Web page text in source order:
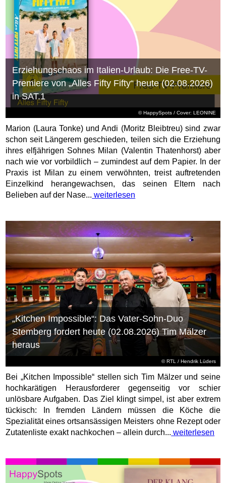
© HappySpots / Cover: LEONINE
Erziehungschaos im Italien-Urlaub: Die Free-TV-
Premiere von „Alles Fifty Fifty“ heute (02.08.2026)
in SAT.1
Marion (Laura Tonke) und Andi (Moritz Bleibtreu) sind zwar
schon seit Längerem geschieden, teilen sich die Erziehung
ihres elfjährigen Sohnes Milan (Valentin Thatenhorst) aber
nach wie vor vorbildlich – zumindest auf dem Papier. In der
Praxis ist Milan zu einem verwöhnten, treist auftretenden
Einzelkind herangewachsen, das seinen Eltern nach
Belieben auf der Nase... weiterlesen
©RTL / Hendrik Lüders
„Kitchen Impossible“: Das Vater-Sohn-Duo
Stemberg fordert heute (02.08.2026) Tim Mälzer
heraus
Bei „Kitchen Impossible“ stellen sich Tim Mälzer und seine
hochkarätigen Herausforderer gegenseitig vor schier
unlösbare Aufgaben. Das Ziel klingt simpel, ist aber extrem
tückisch: In fremden Ländern müssen die Köche die
Spezialität eines ortsansässigen Meisters ohne Rezept oder
Zutatenliste exakt nachkochen – allein durch... weiterlesen